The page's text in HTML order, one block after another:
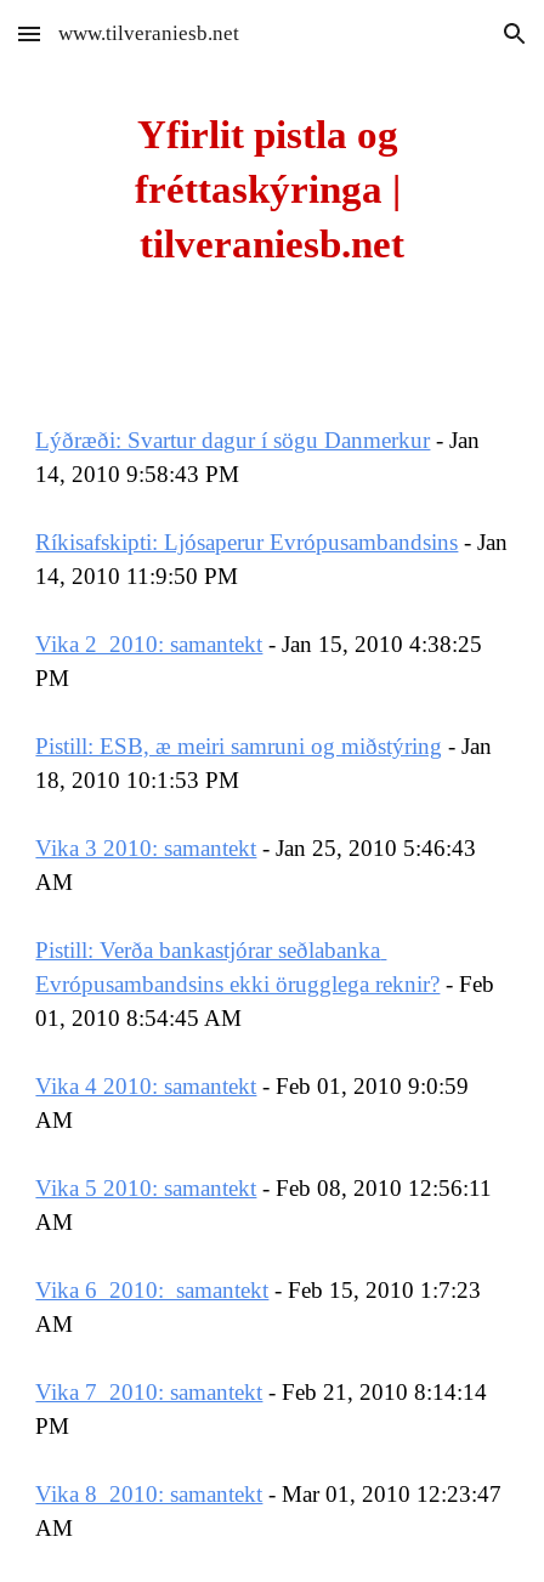
Skip to main content Skip to navigation
www.tilveraniesb.net
Yfirlit pistla og
fréttaskýringa |
tilveraniesb.net
Lýðræði: Svartur dagur í sögu Danmerkur - Jan
14, 2010 9:58:43 PM
Ríkisafskipti: Ljósaperur Evrópusambandsins - Jan
14, 2010 11:9:50 PM
Vika 2  2010: samantekt - Jan 15, 2010 4:38:25
PM
Pistill: ESB, æ meiri samruni og miðstýring - Jan
18, 2010 10:1:53 PM
Vika 3 2010: samantekt - Jan 25, 2010 5:46:43
AM
Pistill: Verða bankastjórar seðlabanka
Evrópusambandsins ekki örugglega reknir? - Feb
01, 2010 8:54:45 AM
Vika 4 2010: samantekt - Feb 01, 2010 9:0:59
AM
Vika 5 2010: samantekt - Feb 08, 2010 12:56:11
AM
Vika 6  2010:  samantekt - Feb 15, 2010 1:7:23
AM
Vika 7  2010: samantekt - Feb 21, 2010 8:14:14
PM
Vika 8  2010: samantekt - Mar 01, 2010 12:23:47
AM